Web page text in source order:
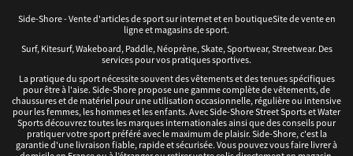
Side-Shore - Vente d'articles de sport sur internet et en boutiqueSite de vente en
ligne et magasins de sport.
Surf, Kitesurf, Wakeboard, Paddle, Néoprène, Skate, Sportwear, Streetwear. Des
services pour vos pratiques sportives.
La pratique du sport nécessite souvent des vêtements et des tenues spécifiques
pour être à l'aise. Side-Shore propose une gamme complète de vêtements, de
chaussures et de matériel pour une utilisation occasionnelle, régulière ou intensive
pour les femmes, les hommes et les enfants. Avec Side-Shore Street Sports et Water
Sports découvrez toutes les marques internationales ainsi que des conseils pour
pratiquer votre sport préféré avec le maximum de plaisir. Side-Shore, c'est la
garantie d'une livraison fiable, rapide et sécurisée. Vous pouvez vous faire livrer à